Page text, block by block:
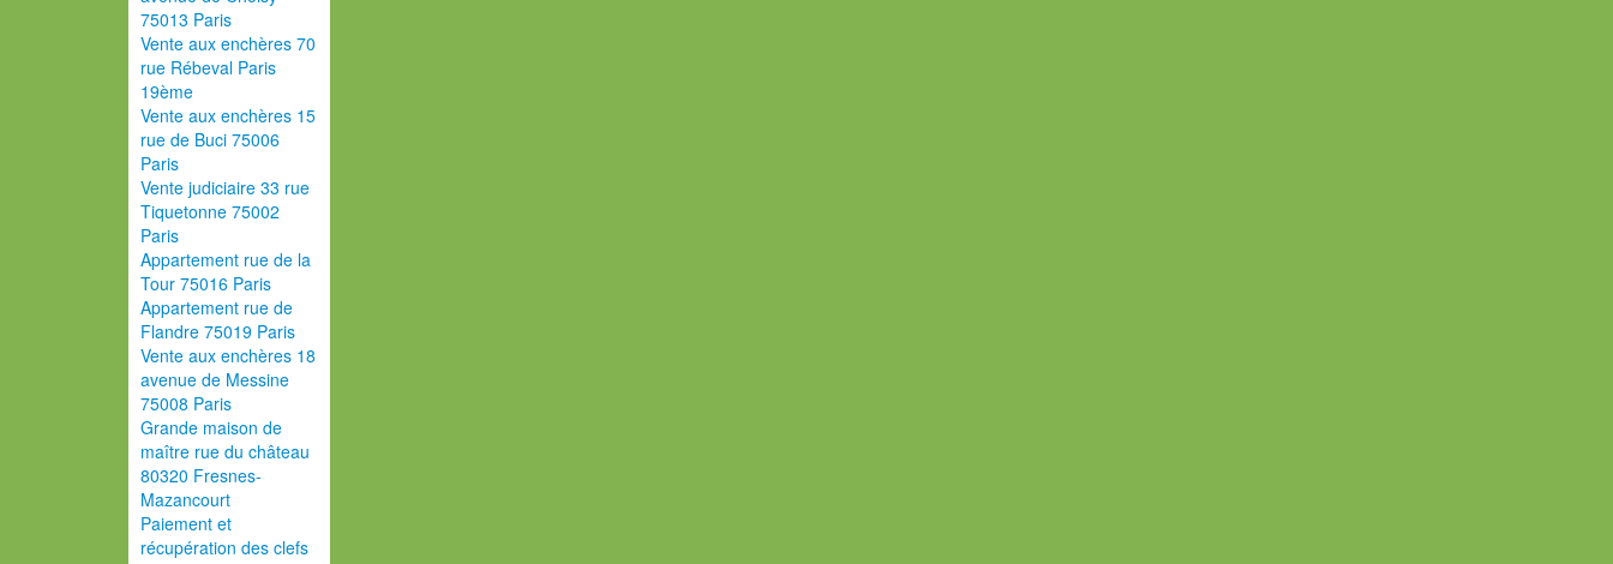
75013 Paris
Vente aux enchères 70
rue Rébeval Paris
19ème
Vente aux enchères 15
rue de Buci 75006
Paris
Vente judiciaire 33 rue
Tiquetonne 75002
Paris
Appartement rue de la
Tour 75016 Paris
Appartement rue de
Flandre 75019 Paris
Vente aux enchères 18
avenue de Messine
75008 Paris
Grande maison de
maître rue du château
80320 Fresnes-
Mazancourt
Paiement et
récupération des clefs